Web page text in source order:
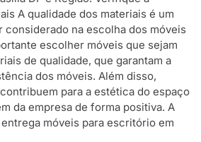
A qualidade dos materiais é um
considerado na escolha dos móveis
escolher móveis que sejam
de qualidade, que garantam a
dos móveis. Além disso,
para a estética do espaço
da empresa de forma positiva. A
móveis para escritório em